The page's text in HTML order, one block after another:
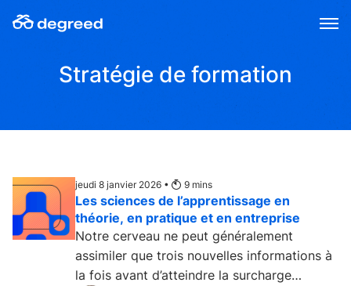
au
Stratégie de formation
jeudi 8 janvier 2026 • 9 mins
Les sciences de l’apprentissage en
théorie, en pratique et en entreprise
Notre cerveau ne peut généralement
assimiler que trois nouvelles informations à
la fois avant d’atteindre la surcharge